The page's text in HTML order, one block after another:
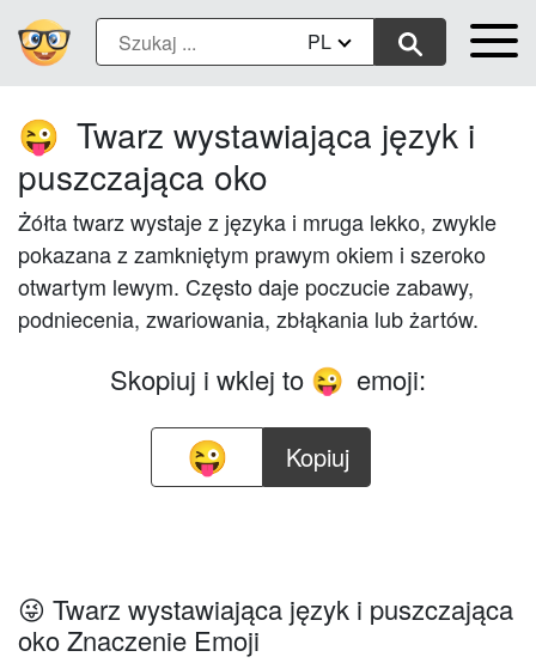
PL
😜 Twarz wystawiająca język i
puszczająca oko
Żółta twarz wystaje z języka i mruga lekko, zwykle
pokazana z zamkniętym prawym okiem i szeroko
otwartym lewym. Często daje poczucie zabawy,
podniecenia, zwariowania, zbłąkania lub żartów.
Skopiuj i wklej to 😜 emoji:
Kopiuj
😜 Twarz wystawiająca język i puszczająca
oko Znaczenie Emoji